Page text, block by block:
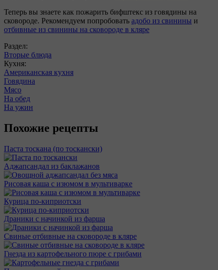
Теперь вы знаете как пожарить бифштекс из говядины на
сковороде. Рекомендуем попробовать адобо из свинины и
отбивные из свинины на сковороде в кляре
Раздел:
Вторые блюда
Кухня:
Американская кухня
Говядина
Мясо
На обед
На ужин
Похожие рецепты
Паста тоскана (по тоскански)
Аджапсандал из баклажанов
Рисовая каша с изюмом в мультиварке
Курица по-киприотски
Драники с начинкой из фарша
Свиные отбивные на сковороде в кляре
Гнезда из картофельного пюре с грибами